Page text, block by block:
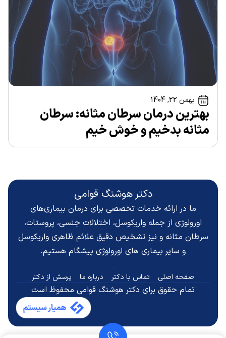
بهمن 22, 1404
بهترین درمان سرطان مثانه: سرطان
مثانه بدخیم و خوش خیم
دکتر هوشنگ قوامی
ما در ارائه خدمات تخصصی برای درمان بیماری‌های
اورولوژی از جمله واریکوسل، اختلالات جنسی، پروستات،
سرطان مثانه و نیز تشخیص دقیقعلائم ظاهری واریکوسل
و سایر بیماری های اورولوژی پیشگام هستیم.
صفحه اصلی تماس با دکتر درباره ما پرسش از دکتر
تمام حقوق برای دکتر هوشنگ قوامی محفوظ است